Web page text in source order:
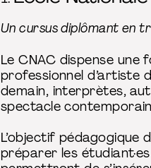
Un cursus diplômant en
Le CNAC dispense
professionnel d’artiste
demain, interprètes,
spectacle
L’objectif pédagogique
préparer les